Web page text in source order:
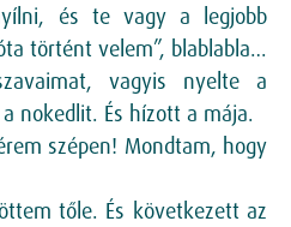
és te vagy a legjobb
történt velem”, blablabla…
vagyis nyelte a
nokedlit. És hízott a mája.
szépen! Mondtam, hogy
tőle. És következett az